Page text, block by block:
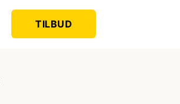
TILBUD